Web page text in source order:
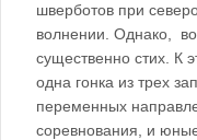
шверботов при
волнении. Однако,
существенно стих. К
одна гонка из трех
переменных
соревнования, и